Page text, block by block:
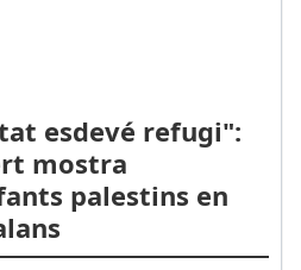
esdevé refugi":
mostra
palestins en